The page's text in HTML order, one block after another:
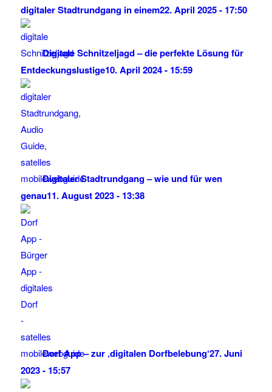
digitaler Stadtrundgang in einem22. April 2025 - 17:50
Digitale Schnitzeljagd – die perfekte Lösung für
Entdeckungslustige10. April 2024 - 15:59
Digitaler Stadtrundgang – wie und für wen
genau11. August 2023 - 13:38
Dorf App – zur ‚digitalen Dorfbelebung‘27. Juni
2023 - 15:57